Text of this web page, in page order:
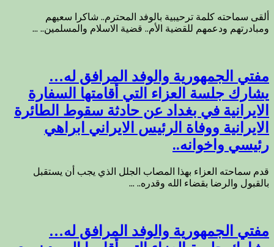
ألقى سماحته كلمة ترحيبية بالوفد المحترم.. شاكرا سعيهم
ومبادرتهم ودعمهم للقضية الأم.. قضية الاسلام والمسلمين.. ...
مفتي الجمهورية والوفد المرافق له…
يشارك جلسة العزاء التي أقامتها السفارة
الايرانية في بغداد عن حادثة سقوط الطائرة
الايرانية ووفاة الرئيس الايراني ابراهي
رئيسي واخوانه..
قدم سماحته العزاء بهذا المصاب الجلل الذي يجب أن يستقبل
بالقبول والرضا بقضاء الله وقدره.. ...
مفتي الجمهورية والوفد المرافق له…